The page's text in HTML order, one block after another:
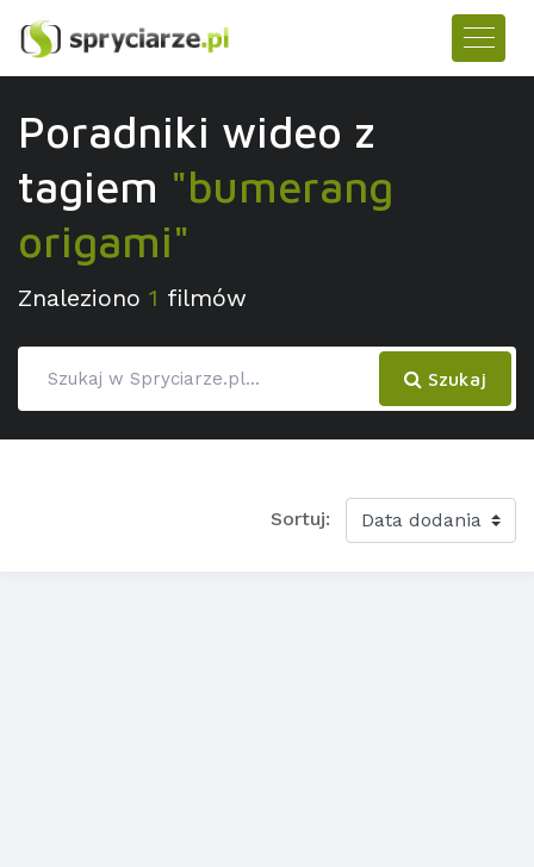
Poradniki wideo z
tagiem "bumerang
origami"
Znaleziono 1 filmów
Szukaj
Sortuj: